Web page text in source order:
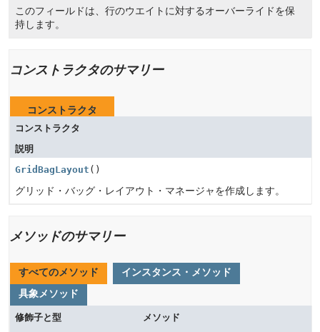
このフィールドは、行のウエイトに対するオーバーライドを保
持します。
コンストラクタのサマリー
コンストラクタ
コンストラクタ
説明
GridBagLayout ()
グリッド・バッグ・レイアウト・マネージャを作成します。
メソッドのサマリー
すべてのメソッド
インスタンス・メソッド
具象メソッド
修飾子と型
メソッド